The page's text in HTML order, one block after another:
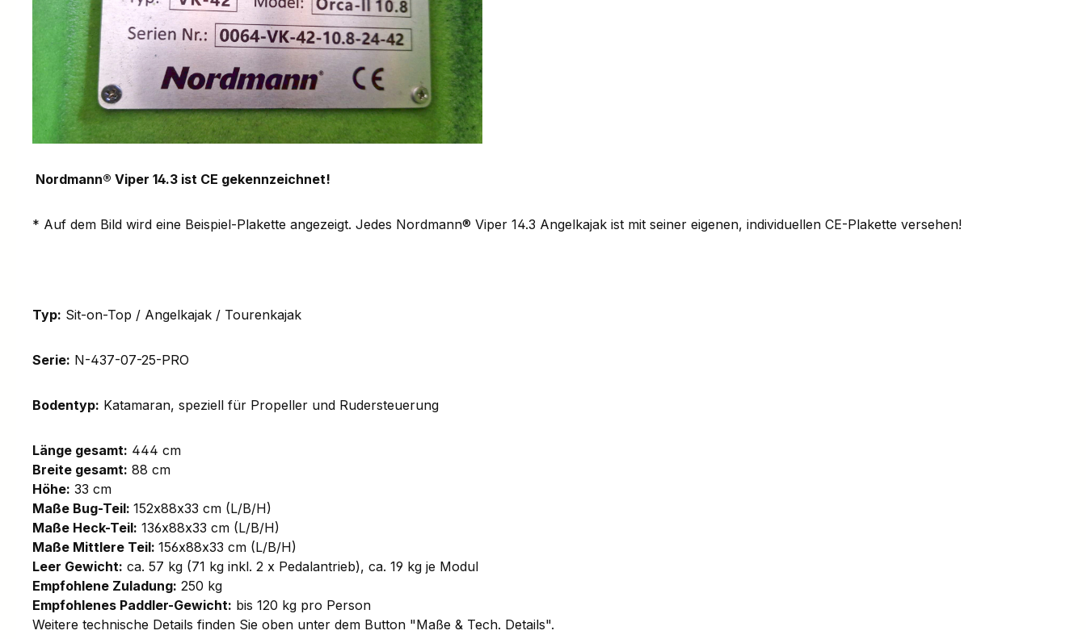
Nordmann® Viper 14.3 ist CE gekennzeichnet!
* Auf dem Bild wird eine Beispiel-Plakette angezeigt. Jedes Nordmann® Viper 14.3 Angelkajak ist mit seiner eigenen, individuellen CE-Plakette versehen!
Typ: Sit-on-Top / Angelkajak / Tourenkajak
Serie: N-437-07-25-PRO
Bodentyp: Katamaran, speziell für Propeller und Rudersteuerung
Länge gesamt: 444 cm
Breite gesamt: 88 cm
Höhe: 33 cm
Maße Bug-Teil: 152x88x33 cm (L/B/H)
Maße Heck-Teil: 136x88x33 cm (L/B/H)
Maße Mittlere Teil: 156x88x33 cm (L/B/H)
Leer Gewicht: ca. 57 kg (71 kg inkl. 2 x Pedalantrieb), ca. 19 kg je Modul
Empfohlene Zuladung: 250 kg
Empfohlenes Paddler-Gewicht: bis 120 kg pro Person
Weitere technische Details finden Sie oben unter dem Button "Maße & Tech. Details".